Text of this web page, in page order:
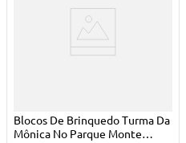
Blocos De Brinquedo Turma Da
Mônica No Parque Monte